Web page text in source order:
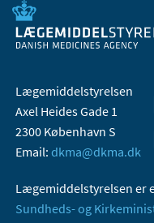
Lægemiddelstyrelsen
Axel Heides Gade 1
2300 København S
Email: dkma@dkma.dk
Lægemiddelstyrelsen er
Sundheds- og